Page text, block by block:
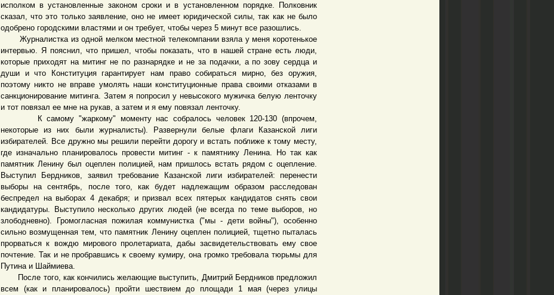
исполком в установленные законом сроки и в установленном порядке. Полковник
сказал, что это только заявление, оно не имеет юридической силы, так как не было
одобрено городскими властями и он требует, чтобы через 5 минут все разошлись.
Журналистка из одной мелком местной телекомпании взяла у меня коротенькое
интервью. Я пояснил, что пришел, чтобы показать, что в нашей стране есть люди,
которые приходят на митинг не по разнарядке и не за подачки, а по зову сердца и
души и что Конституция гарантирует нам право собираться мирно, без оружия,
поэтому никто не вправе умолять наши конституционные права своими отказами в
санкционирование митинга. Затем я попросил у невысокого мужичка белую ленточку
и тот повязал ее мне на рукав, а затем и я ему повязал ленточку.
К самому "жаркому" моменту нас собралось человек 120-130 (впрочем,
некоторые из них были журналисты). Развернули белые флаги Казанской лиги
избирателей. Все дружно мы решили перейти дорогу и встать поближе к тому месту,
где изначально планировалось провести митинг - к памятнику Ленина. Но так как
памятник Ленину был оцеплен полицией, нам пришлось встать рядом с оцепление.
Выступил Бердников, заявил требование Казанской лиги избирателей: перенести
выборы на сентябрь, после того, как будет надлежащим образом расследован
беспредел на выборах 4 декабря; и призвал всех пятерых кандидатов снять свои
кандидатуры. Выступило несколько других людей (не всегда по теме выборов, но
злободневно). Громогласная пожилая коммунистка ("мы - дети войны"), особенно
сильно возмущенная тем, что памятник Ленину оцеплен полицией, тщетно пыталась
прорваться к вождю мирового пролетариата, дабы засвидетельствовать ему свое
почтение. Так и не пробравшись к своему кумиру, она громко требовала тюрьмы для
Путина и Шаймиева.
После того, как кончились желающие выступить, Дмитрий Бердников предложил
всем (как и планировалось) пройти шествием до площади 1 мая (через улицы